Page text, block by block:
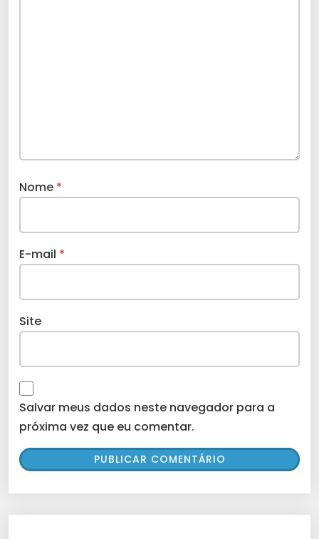
Nome *
E-mail *
Site
Salvar meus dados neste navegador para a
próxima vez que eu comentar.